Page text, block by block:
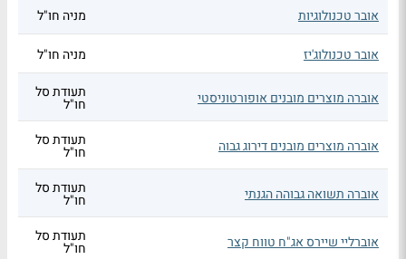
אובר טכנולוגיות מניה חו"ל
אובר טכנולוג'יז מניה חו"ל
אוברה מוצרים מובנים אופורטוניסטי תעודת סל
חו"ל
אוברה מוצרים מובנים דירוג גבוה תעודת סל
חו"ל
אוברה תשואה גבוהה הגנתי תעודת סל
חו"ל
אוברליי שיירס אג"ח טווח קצר תעודת סל
חו"ל